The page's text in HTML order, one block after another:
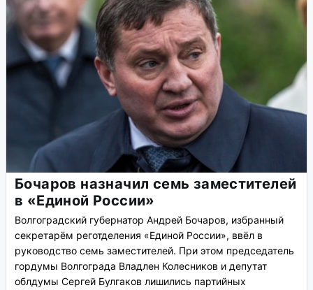
Бочаров назначил семь заместителей
в «Единой России»
Волгоградский губернатор Андрей Бочаров, избранный
секретарём реготделения «Единой России», ввёл в
руководство семь заместителей. При этом председатель
гордумы Волгограда Владлен Колесников и депутат
облдумы Сергей Булгаков лишились партийных